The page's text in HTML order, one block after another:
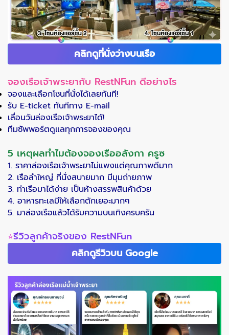
คลิกดูที่นั่งว่างบนเรือ
จองเรือเจ้าพระยากับ RestNFun ดีอย่างไร
จองและเลือกโซนที่นั่งได้เลยทันที!
รับ E-ticket ทันทีทาง E-mail
เลื่อนวันล่องเรือเจ้าพระยาได้!
ทีมซัพพอร์ตดูแลทุกการจองของคุณ
5 เหตุผลทำไมต้องจองเรืออลังกา ครูซ
1. ราคาล่องเรือเจ้าพระยาไม่แพงแต่คุณภาพดีมาก
2. เรือลำใหญ่ ที่นั่งสบายมาก มีมุมถ่ายภาพ
3. ท่าเรือมาได้ง่าย เป็นห้างสรรพสินค้าด้วย
4. อาหารทะเลมีให้เลือกตักเยอะมากๆ
5. มาล่องเรือแล้วได้รับความบนเทิงครบครัน
⭐รีวิวลูกค้าจริงของ RestNFun
คลิกดูรีวิวบน Google